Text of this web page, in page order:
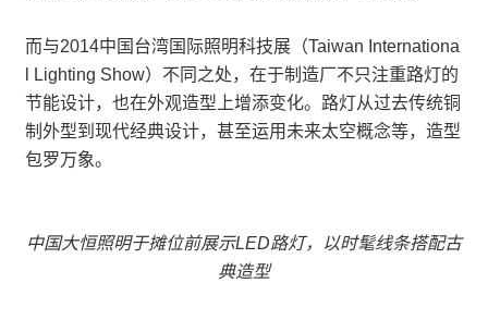
而与2014中国台湾国际照明科技展（Taiwan Internationa
l Lighting Show）不同之处，在于制造厂不只注重路灯的
节能设计，也在外观造型上增添变化。路灯从过去传统铜
制外型到现代经典设计，甚至运用未来太空概念等，造型
包罗万象。
中国大恒照明于摊位前展示LED路灯，以时髦线条搭配古
典造型